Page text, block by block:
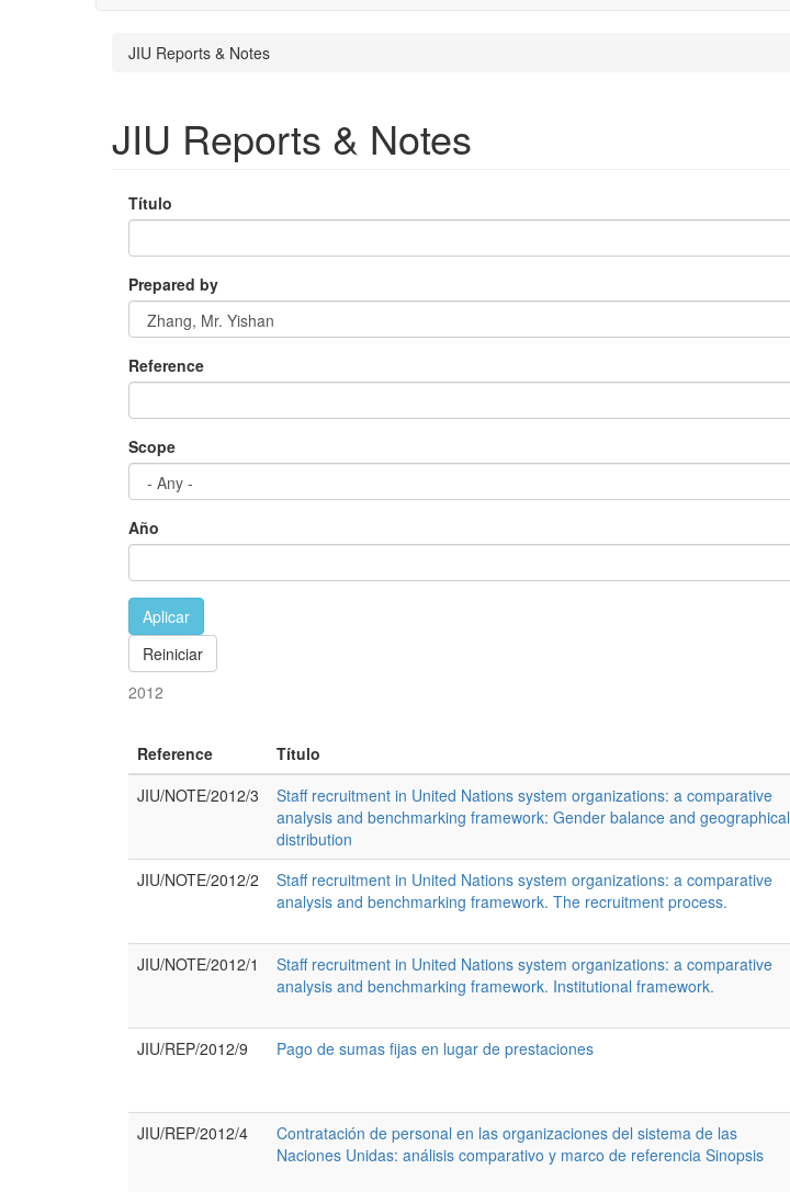
JIU Reports & Notes
JIU Reports & Notes
Título
Prepared by
Reference
Scope
Año
Aplicar
Reiniciar
2012
Reference Título
JIU/NOTE/2012/3
Staff recruitment in United Nations system organizations: a comparative
analysis and benchmarking framework: Gender balance and geographical
distribution
JIU/NOTE/2012/2
Staff recruitment in United Nations system organizations: a comparative
analysis and benchmarking framework. The recruitment process.
JIU/NOTE/2012/1
Staff recruitment in United Nations system organizations: a comparative
analysis and benchmarking framework. Institutional framework.
JIU/REP/2012/9
Pago de sumas fijas en lugar de prestaciones
JIU/REP/2012/4
Contratación de personal en las organizaciones del sistema de las
Naciones Unidas: análisis comparativo y marco de referencia Sinopsis